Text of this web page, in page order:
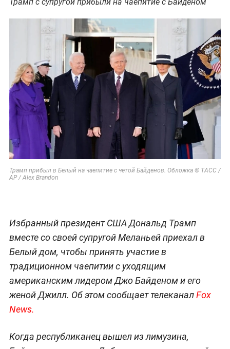
Трамп прибыл в Белый на чаепитие с четой Байденов. Обложка © ТАСС /
AP / Alex Brandon
Избранный президент США Дональд Трамп
вместе со своей супругой Меланьей приехал в
Белый дом, чтобы принять участие в
традиционном чаепитии с уходящим
американским лидером Джо Байденом и его
женой Джилл. Об этом сообщает телеканалFox
News.
Когда республиканец вышел из лимузина,